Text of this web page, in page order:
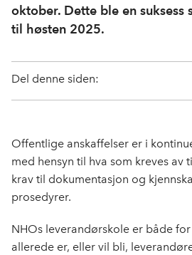
oktober. Dette ble en
til høsten 2025.
Del denne siden:
Offentlige anskaffelser er i
med hensyn til hva som kreves av
krav til dokumentasjon og
prosedyrer.
NHOs leverandørskole er både
allerede er, eller vil bli,